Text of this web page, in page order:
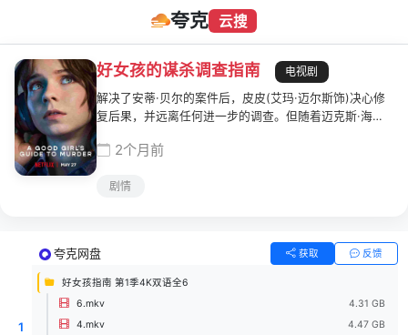
夸克 云搜
好女孩的谋杀调查指南
电视剧
解决了安蒂·贝尔的案件后，皮皮(艾玛·迈尔斯饰)决心修
复后果，并远离任何进一步的调查。但随着迈克斯·海斯
饰)的哥哥杰米(艾登·戴维斯饰)突然失踪，皮皮不得不争
2个月前
剧情
1
夸克网盘 获取 反馈
好女孩指南 第1季4K双语全6
6.mkv
4.31 GB
4.mkv
4.47 GB